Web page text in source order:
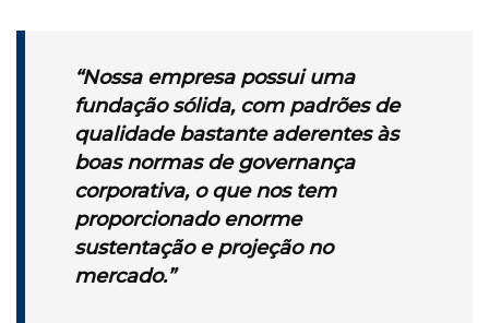
“Nossa empresa possui uma
fundação sólida, com padrões de
qualidade bastante aderentes às
boas normas de governança
corporativa, o que nos tem
proporcionado enorme
sustentação e projeção no
mercado.”